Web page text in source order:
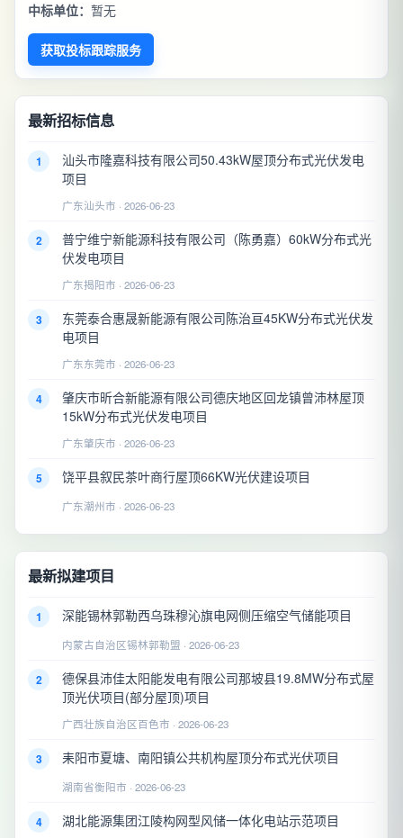
中标单位： 暂无
获取投标跟踪服务
最新招标信息
1
汕头市隆嘉科技有限公司50.43kW屋顶分布式光伏发电
项目
广东汕头市 · 2026-06-23
2
普宁维宁新能源科技有限公司（陈勇嘉）60kW分布式光
伏发电项目
广东揭阳市 · 2026-06-23
3
东莞泰合惠晟新能源有限公司陈治亘45KW分布式光伏发
电项目
广东东莞市 · 2026-06-23
4
肇庆市昕合新能源有限公司德庆地区回龙镇曾沛林屋顶
15kW分布式光伏发电项目
广东肇庆市 · 2026-06-23
5 饶平县叙民茶叶商行屋顶66KW光伏建设项目
广东潮州市 · 2026-06-23
最新拟建项目
1 深能锡林郭勒西乌珠穆沁旗电网侧压缩空气储能项目
内蒙古自治区锡林郭勒盟 · 2026-06-23
2
德保县沛佳太阳能发电有限公司那坡县19.8MW分布式屋
顶光伏项目(部分屋顶)项目
广西壮族自治区百色市 · 2026-06-23
3 耒阳市夏塘、南阳镇公共机构屋顶分布式光伏项目
湖南省衡阳市 · 2026-06-23
4 湖北能源集团江陵构网型风储一体化电站示范项目